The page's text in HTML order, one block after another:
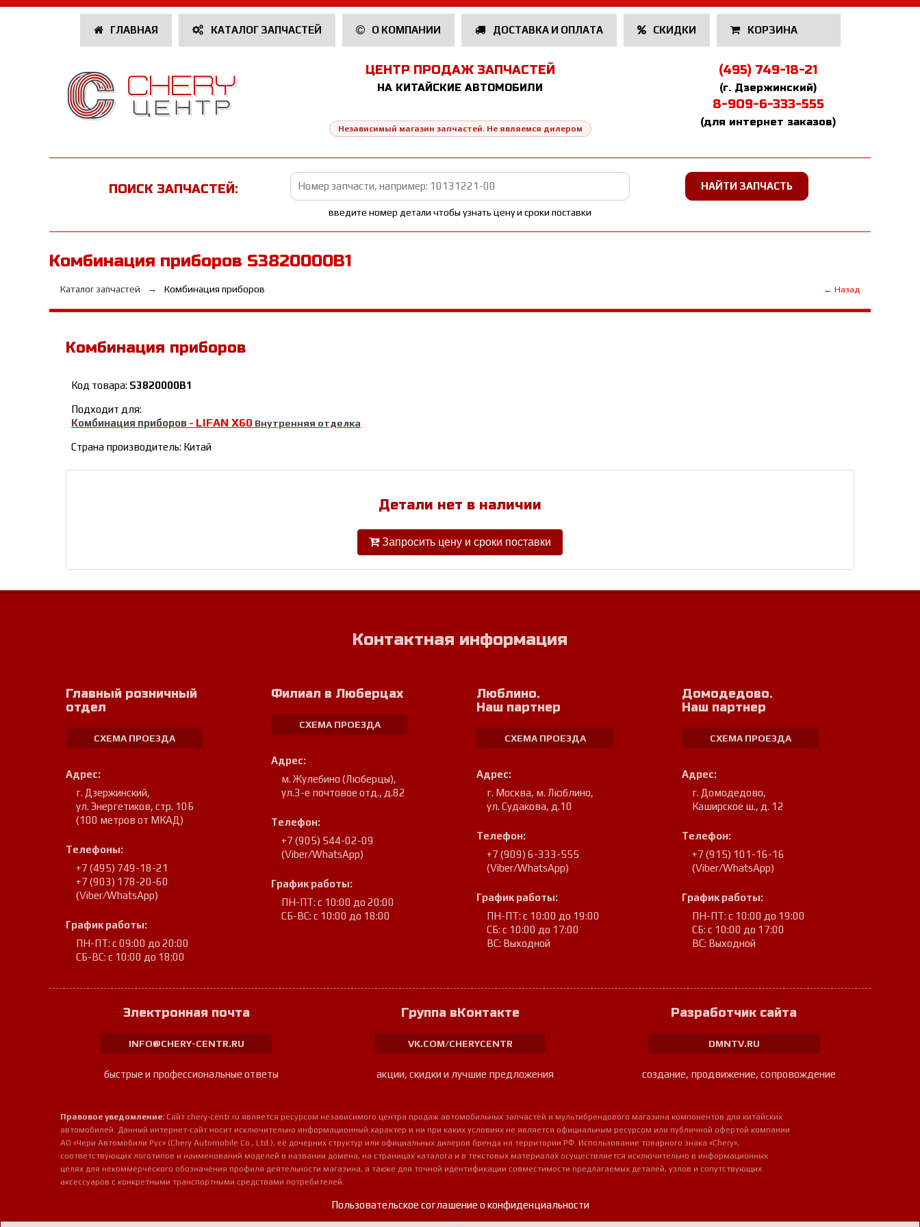
ГЛАВНАЯ КАТАЛОГ ЗАПЧАСТЕЙ О КОМПАНИИ ДОСТАВКА И ОПЛАТА СКИДКИ КОРЗИНА
ЦЕНТР ПРОДАЖ ЗАПЧАСТЕЙ
НА КИТАЙСКИЕ АВТОМОБИЛИ
Независимый магазин запчастей. Не являемся дилером
(495) 749-18-21
(г. Дзержинский)
8-909-6-333-555
(для интернет заказов)
ПОИСК ЗАПЧАСТЕЙ:
введите номер детали чтобы узнать цену и сроки поставки
Комбинация приборов S3820000B1
Каталог запчастей Комбинация приборов ← Назад
Комбинация приборов
Код товара: S3820000B1
Подходит для:
Комбинация приборов - LIFAN Х60 Внутренняя отделка
Страна производитель: Китай
Детали нет в наличии
Запросить цену и сроки поставки
Контактная информация
Главный розничный
отдел
СХЕМА ПРОЕЗДА
Адрес:
г. Дзержинский,
ул. Энергетиков, стр. 10Б
(100 метров от МКАД)
Телефоны:
+7 (495) 749-18-21
+7 (903) 178-20-60
(Viber/WhatsApp)
График работы:
ПН-ПТ: с 09:00 до 20:00
СБ-ВС: с 10:00 до 18:00
Филиал в Люберцах
СХЕМА ПРОЕЗДА
Адрес:
м. Жулебино (Люберцы),
ул.3-е почтовое отд., д.82
Телефон:
+7 (905) 544-02-09
(Viber/WhatsApp)
График работы:
ПН-ПТ: с 10:00 до 20:00
СБ-ВС: с 10:00 до 18:00
Люблино.
Наш партнер
СХЕМА ПРОЕЗДА
Адрес:
г. Москва, м. Люблино,
ул. Судакова, д.10
Телефон:
+7 (909) 6-333-555
(Viber/WhatsApp)
График работы:
ПН-ПТ: с 10:00 до 19:00
СБ: с 10:00 до 17:00
ВС: Выходной
Домодедово.
Наш партнер
СХЕМА ПРОЕЗДА
Адрес:
г. Домодедово,
Каширское ш., д. 12
Телефон:
+7 (915) 101-16-16
(Viber/WhatsApp)
График работы:
ПН-ПТ: с 10:00 до 19:00
СБ: с 10:00 до 17:00
ВС: Выходной
Электронная почта
INFO@CHERY-CENTR.RU
быстрые и профессиональные ответы
Группа вКонтакте
VK.COM/CHERYCENTR
акции, скидки и лучшие предложения
Разработчик сайта
DMNTV.RU
создание, продвижение, сопровождение
Правовое уведомление: Сайт chery-centr.ru является ресурсом независимого центра продаж автомобильных запчастей и мультибрендового магазина компонентов для китайских
автомобилей. Данный интернет-сайт носит исключительно информационный характер и ни при каких условиях не является официальным ресурсом или публичной офертой компании
АО «Чери Автомобили Рус» (Chery Automobile Co., Ltd.), её дочерних структур или официальных дилеров бренда на территории РФ. Использование товарного знака «Chery»,
соответствующих логотипов и наименований моделей в названии домена, на страницах каталога и в текстовых материалах осуществляется исключительно в информационных
целях для некоммерческого обозначения профиля деятельности магазина, а также для точной идентификации совместимости предлагаемых деталей, узлов и сопутствующих
аксессуаров с конкретными транспортными средствами потребителей.
Пользовательское соглашение о конфиденциальности